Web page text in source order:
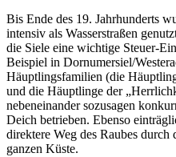
Bis Ende des 19. Jahrhunderts
intensiv als Wasserstraßen
die Siele eine wichtige Steuer-
Beispiel in Dornumersiel/
Häuptlingsfamilien (die
und die Häuptlinge der
nebeneinander sozusagen
Deich betrieben. Ebenso
direktere Weg des Raubes durch
ganzen Küste.